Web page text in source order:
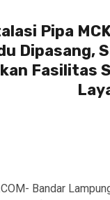
Pipa
Dipasang,
Fasilitas
Bandar